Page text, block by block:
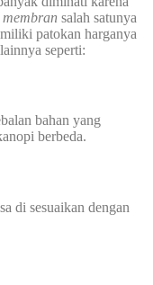
salah satunya
patokan harganya
seperti:
bahan yang
berbeda.
di sesuaikan dengan